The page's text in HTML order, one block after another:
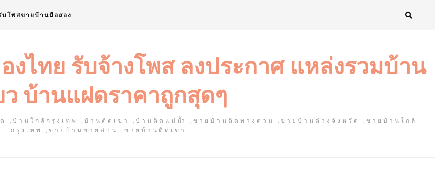
โพสขายบ้านมือสอง
ไทย รับจ้างโพส ลงประกาศ แหล่งรวมบ้าน
ว บ้านแฝดราคาถูกสุดๆ
,บ้านใกล้กรุงเทพ ,บ้านติดเขา ,บ้านติดแม่น้ำ ,ขายบ้านติดทางด่วน ,ขายบ้านต่างจังหวัด ,ขายบ้านใกล้
กรุงเทพ ,ขายบ้านขายด่วน ,ขายบ้านติดเขา